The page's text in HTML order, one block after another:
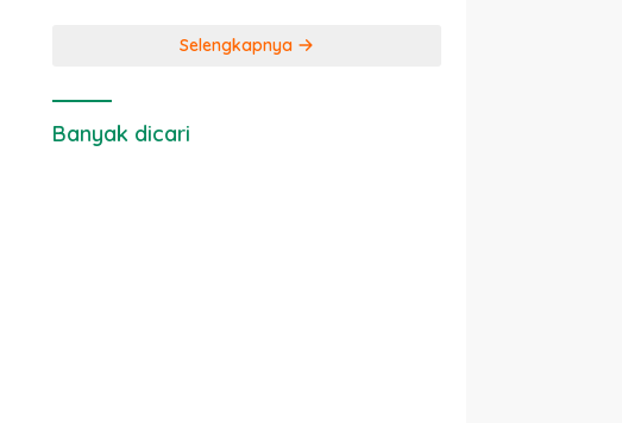
Selengkapnya
Banyak dicari